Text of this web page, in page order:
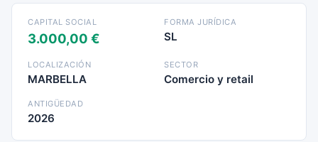
CAPITAL SOCIAL
3.000,00 €
FORMA JURÍDICA
SL
LOCALIZACIÓN
MARBELLA
SECTOR
Comercio y retail
ANTIGÜEDAD
2026